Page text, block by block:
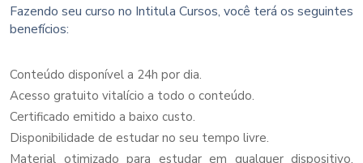
Fazendo seu curso no Intitula Cursos, você terá os seguintes
benefícios:
Conteúdo disponível a 24h por dia.
Acesso gratuito vitalício a todo o conteúdo.
Certificado emitido a baixo custo.
Disponibilidade de estudar no seu tempo livre.
Material otimizado para estudar em qualquer dispositivo,